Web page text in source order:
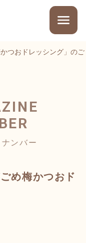
つおドレッシング」のご
ンバー
め梅かつおド